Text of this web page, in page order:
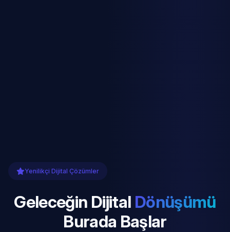
Yenilikçi Dijital Çözümler
Geleceğin Dijital Dönüşümü
Burada Başlar